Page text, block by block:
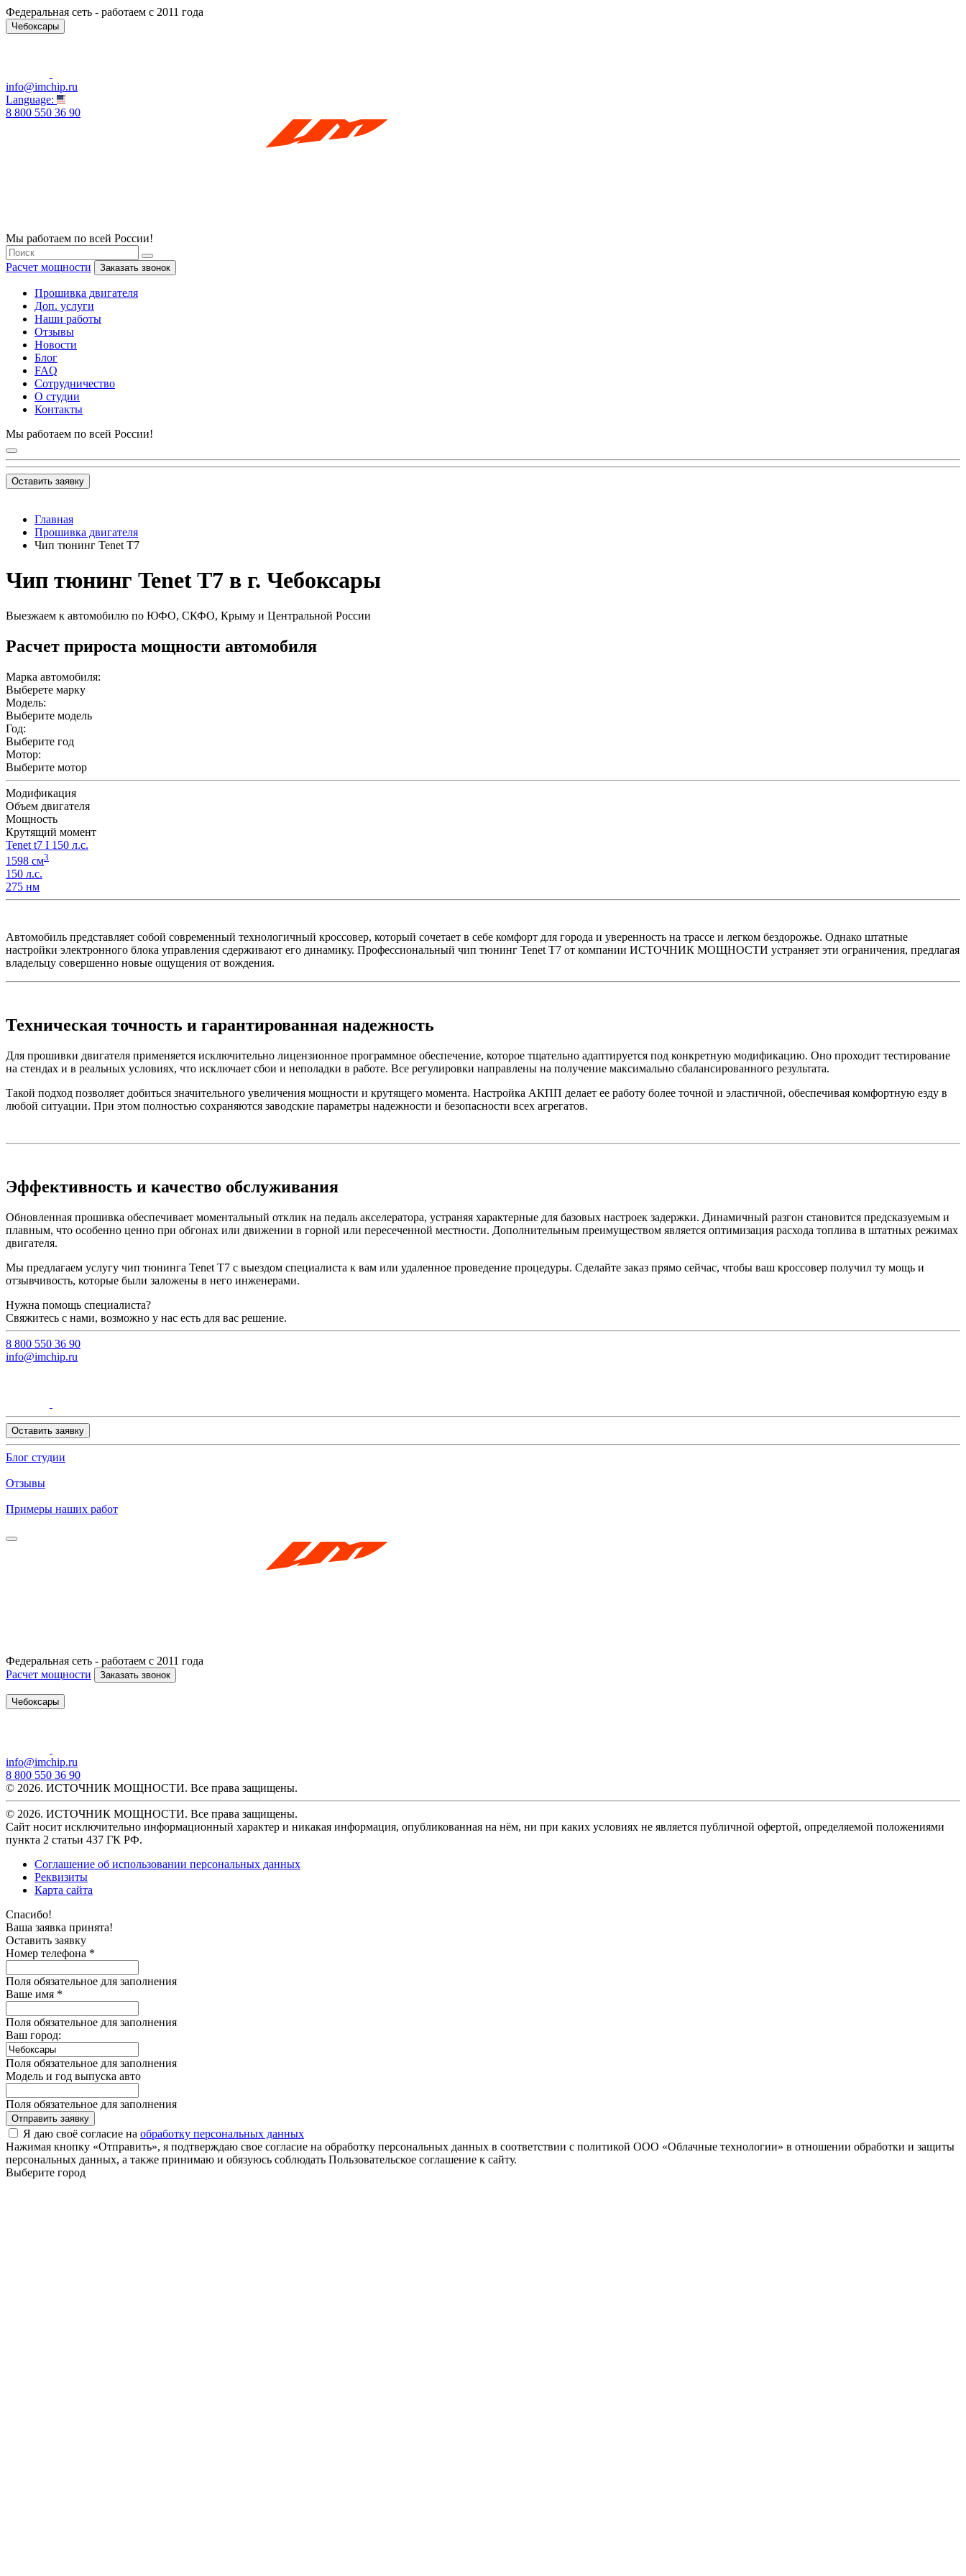
Федеральная сеть - работаем с 2011 года
Чебоксары
info@imchip.ru
Language:
8 800 550 36 90
Мы работаем по всей России!
Расчет мощности Заказать звонок
Прошивка двигателя
Доп. услуги
Наши работы
Отзывы
Новости
Блог
FAQ
Сотрудничество
О студии
Контакты
Мы работаем по всей России!
Оставить заявку
Главная
Прошивка двигателя
Чип тюнинг Tenet T7
Чип тюнинг Tenet T7 в г. Чебоксары
Выезжаем к автомобилю по ЮФО, СКФО, Крыму и Центральной России
Расчет прироста мощности автомобиля
Марка автомобиля:
Выберете марку
Модель:
Выберите модель
Год:
Выберите год
Мотор:
Выберите мотор
Модификация
Объем двигателя
Мощность
Крутящий момент
Tenet t7 I 150 л.с.
1598 см3
150 л.с.
275 нм
Автомобиль представляет собой современный технологичный кроссовер, который сочетает в себе комфорт для города и уверенность на трассе и легком бездорожье. Однако штатные
настройки электронного блока управления сдерживают его динамику. Профессиональный чип тюнинг Tenet T7 от компании ИСТОЧНИК МОЩНОСТИ устраняет эти ограничения, предлагая
владельцу совершенно новые ощущения от вождения.
Техническая точность и гарантированная надежность
Для прошивки двигателя применяется исключительно лицензионное программное обеспечение, которое тщательно адаптируется под конкретную модификацию. Оно проходит тестирование
на стендах и в реальных условиях, что исключает сбои и неполадки в работе. Все регулировки направлены на получение максимально сбалансированного результата.
Такой подход позволяет добиться значительного увеличения мощности и крутящего момента. Настройка АКПП делает ее работу более точной и эластичной, обеспечивая комфортную езду в
любой ситуации. При этом полностью сохраняются заводские параметры надежности и безопасности всех агрегатов.
Эффективность и качество обслуживания
Обновленная прошивка обеспечивает моментальный отклик на педаль акселератора, устраняя характерные для базовых настроек задержки. Динамичный разгон становится предсказуемым и
плавным, что особенно ценно при обгонах или движении в горной или пересеченной местности. Дополнительным преимуществом является оптимизация расхода топлива в штатных режимах
двигателя.
Мы предлагаем услугу чип тюнинга Tenet T7 с выездом специалиста к вам или удаленное проведение процедуры. Сделайте заказ прямо сейчас, чтобы ваш кроссовер получил ту мощь и
отзывчивость, которые были заложены в него инженерами.
Нужна помощь специалиста?
Свяжитесь с нами, возможно у нас есть для вас решение.
8 800 550 36 90
info@imchip.ru
Оставить заявку
Блог студии
Отзывы
Примеры наших работ
Федеральная сеть - работаем с 2011 года
Расчет мощности
Заказать звонок
Чебоксары
info@imchip.ru
8 800 550 36 90
© 2026. ИСТОЧНИК МОЩНОСТИ. Все права защищены.
© 2026. ИСТОЧНИК МОЩНОСТИ. Все права защищены.
Сайт носит исключительно информационный характер и никакая информация, опубликованная на нём, ни при каких условиях не является публичной офертой, определяемой положениями
пункта 2 статьи 437 ГК РФ.
Соглашение об использовании персональных данных
Реквизиты
Карта сайта
Спасибо!
Ваша заявка принята!
Оставить заявку
Номер телефона *
Поля обязательное для заполнения
Ваше имя *
Поля обязательное для заполнения
Ваш город:
Поля обязательное для заполнения
Модель и год выпуска авто
Поля обязательное для заполнения
Отправить заявку
Я даю своё согласие на обработку персональных данных
Нажимая кнопку «Отправить», я подтверждаю свое согласие на обработку персональных данных в соответствии с политикой ООО «Облачные технологии» в отношении обработки и защиты
персональных данных, а также принимаю и обязуюсь соблюдать Пользовательское соглашение к сайту.
Выберите город